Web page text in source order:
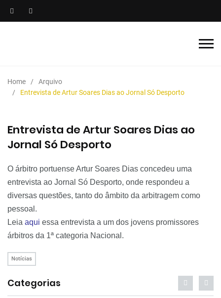
Home
Arquivo
Entrevista de Artur Soares Dias ao Jornal Só Desporto
Entrevista de Artur Soares Dias ao
Jornal Só Desporto
O árbitro portuense Artur Soares Dias concedeu uma
entrevista ao Jornal Só Desporto, onde respondeu a
diversas questões, tanto do âmbito da arbitragem como
pessoal.
Leia aqui essa entrevista a um dos jovens promissores
árbitros da 1ª categoria Nacional.
Notícias
Categorias